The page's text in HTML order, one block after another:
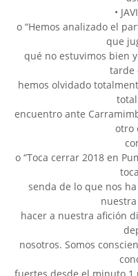
•
o “Hemos analizado el
que
qué no estuvimos bien
tarde
hemos olvidado
encuentro ante
otro
o “Toca cerrar 2018 en
senda de lo que nos
hacer a nuestra afición
nosotros. Somos